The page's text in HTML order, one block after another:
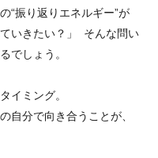
“振り返りエネルギー”が
いきたい？」 そんな問い
でしょう。
イミング。
自分で向き合うことが、